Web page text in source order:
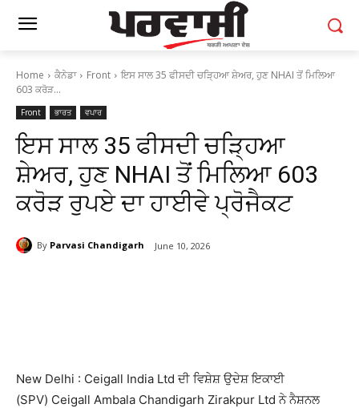
Home ਕੈਨੇਡਾ Front
ਇਸ ਸਾਲ 35 ਫੀਸਦੀ ਚੜ੍ਹਿਆ ਸ਼ੇਅਰ, ਹੁਣ NHAI ਤੋਂ ਮਿਲਿਆ
603 ਕਰੋੜ...
Front ਭਾਰਤ ਵਪਾਰ
ਇਸ ਸਾਲ 35 ਫੀਸਦੀ ਚੜ੍ਹਿਆ
ਸ਼ੇਅਰ, ਹੁਣ NHAI ਤੋਂ ਮਿਲਿਆ 603
ਕਰੋੜ ਰੁਪਏ ਦਾ ਹਾਈਵੇ ਪ੍ਰੋਜੈਕਟ
By Parvasi Chandigarh June 10, 2026
New Delhi : Ceigall India Ltd ਦੀ ਵਿਸ਼ੇਸ਼ ਉਦੇਸ਼ ਇਕਾਈ
(SPV) Ceigall Ambala Chandigarh Zirakpur Ltd ਨੇ ਨੈਸ਼ਨਲ